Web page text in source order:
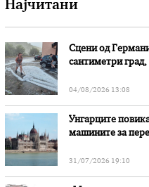
Најчитани
Сцени од
сантиметри
04/08/2026 13:08
Унгарците
машините за
31/07/2026 19:10